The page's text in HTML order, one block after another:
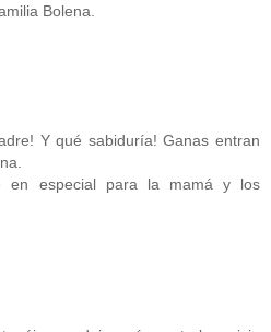
Bolena.
Y qué sabiduría! Ganas entran
en especial para la mamá y los